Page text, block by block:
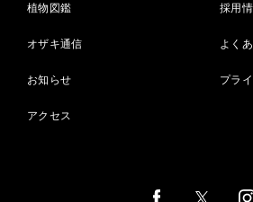
植物図鑑
オザキ通信
お知らせ
アクセス
採用
よく
プラ